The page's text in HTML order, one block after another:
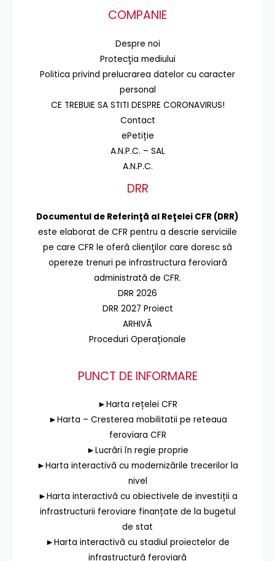
COMPANIE
Despre noi
Protecţia mediului
Politica privind prelucrarea datelor cu caracter
personal
CE TREBUIE SA STITI DESPRE CORONAVIRUS!
Contact
ePetiție
A.N.P.C. – SAL
A.N.P.C.
DRR
Documentul de Referinţă al Reţelei CFR (DRR)
este elaborat de CFR pentru a descrie serviciile
pe care CFR le oferă clienţilor care doresc să
opereze trenuri pe infrastructura feroviară
administrată de CFR.
DRR 2026
DRR 2027 Proiect
ARHIVĂ
Proceduri Operaționale
PUNCT DE INFORMARE
►Harta rețelei CFR
►Harta – Cresterea mobilitatii pe reteaua
feroviara CFR
►Lucrări în regie proprie
►Harta interactivă cu modernizările trecerilor la
nivel
►Harta interactivă cu obiectivele de investiții a
infrastructurii feroviare finanțate de la bugetul
de stat
►Harta interactivă cu stadiul proiectelor de
infrastructură feroviară